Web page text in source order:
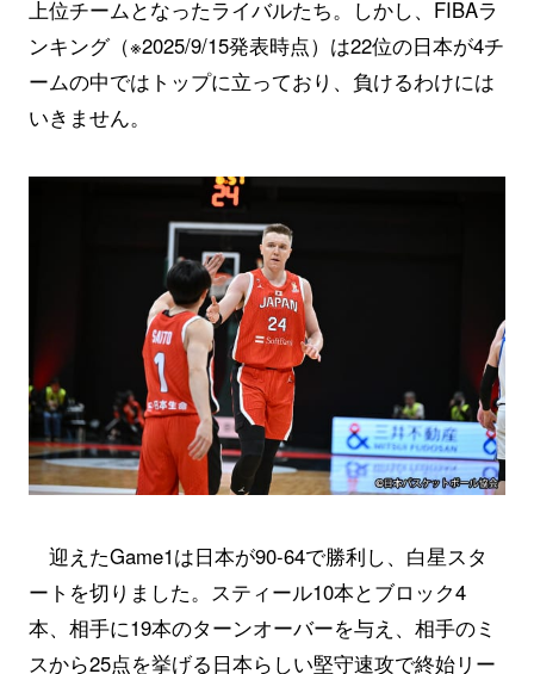
上位チームとなったライバルたち。しかし、FIBAラ
ンキング（※2025/9/15発表時点）は22位の日本が4チ
ームの中ではトップに立っており、負けるわけには
いきません。
迎えたGame1は日本が90-64で勝利し、白星スタ
ートを切りました。スティール10本とブロック4
本、相手に19本のターンオーバーを与え、相手のミ
スから25点を挙げる日本らしい堅守速攻で終始リー